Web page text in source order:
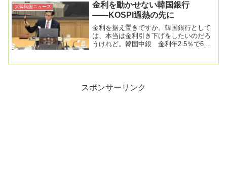
大韓民国ニュース
金利を動かせない韓国銀行
――KOSPI過熱の先に
金利を据え置きですか。韓国銀行として
は、本当は金利引き下げをしたいのだろ
うけれど。韓国中銀 金利年2.5％で6会
スポンサーリンク